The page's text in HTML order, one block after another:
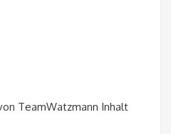
TeamWatzmann Inhalt